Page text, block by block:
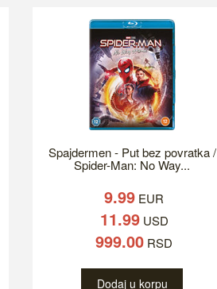
Spajdermen - Put bez povratka /
Spider-Man: No Way...
9.99 EUR
11.99USD
999.00 RSD
Dodaj u korpu